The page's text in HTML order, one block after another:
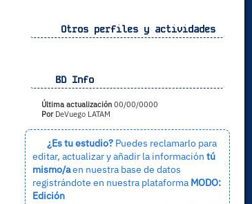
Otros perfiles y actividades
BD Info
Última actualización00/00/0000
PorDeVuego LATAM
¿Es tu estudio?Puedes reclamarlo para
editar, actualizar y añadir la información tú
mismo/aen nuestra base de datos
registrándote en nuestra plataforma MODO:
Edición